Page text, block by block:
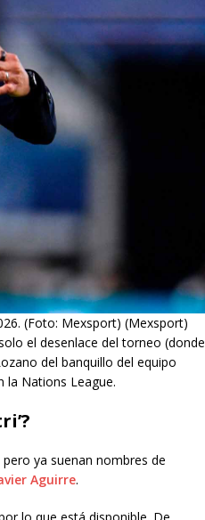
(Foto: Mexsport) (Mexsport)
el desenlace del torneo (donde
del banquillo del equipo
la Nations League.
pero ya suenan nombres de
Aguirre.